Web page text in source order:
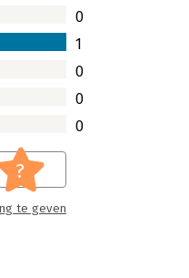
0
1
0
0
0
?
te geven